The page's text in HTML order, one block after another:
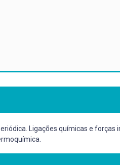
Ligações químicas e